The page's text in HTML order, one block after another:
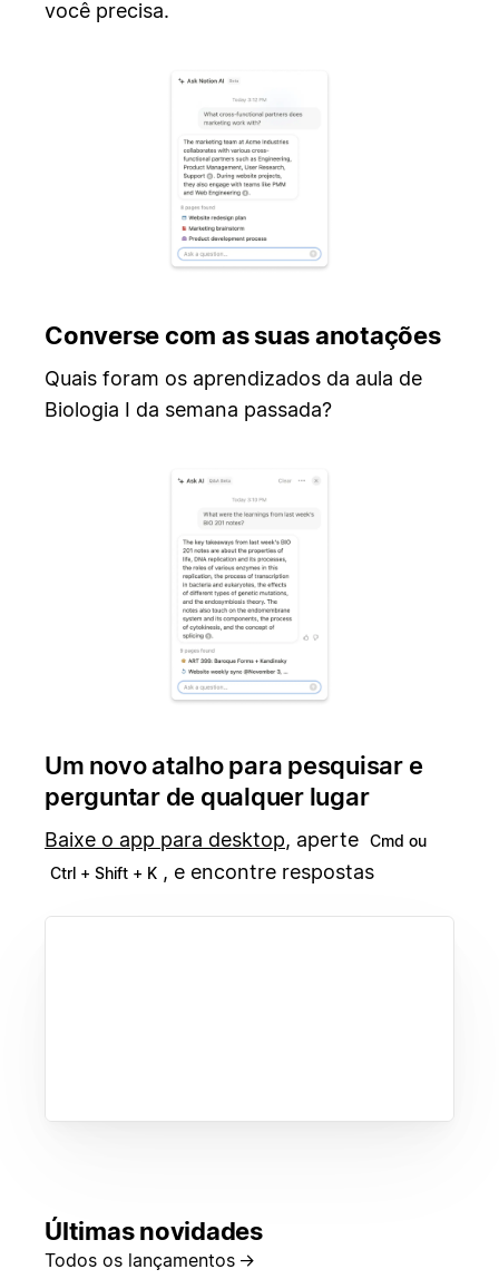
você precisa.
Converse com as suas anotações
Quais foram os aprendizados da aula de
Biologia I da semana passada?
Um novo atalho para pesquisar e
perguntar de qualquer lugar
Baixe o app para desktop, aperte Cmd ou
Ctrl + Shift + K , e encontre respostas
Últimas novidades
Todos os lançamentos →